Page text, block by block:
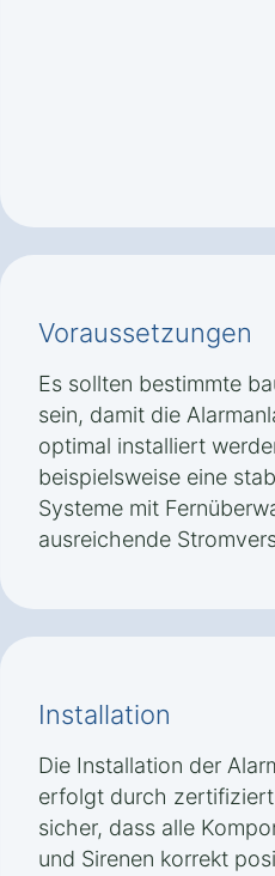
Voraussetzungen
Es sollten bestimmte
sein, damit die
optimal installiert
beispielsweise eine
Systeme mit
ausreichende
Installation
Die Installation der
erfolgt durch
sicher, dass alle
und Sirenen korrekt